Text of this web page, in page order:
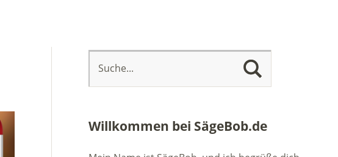
Willkommen bei SägeBob.de